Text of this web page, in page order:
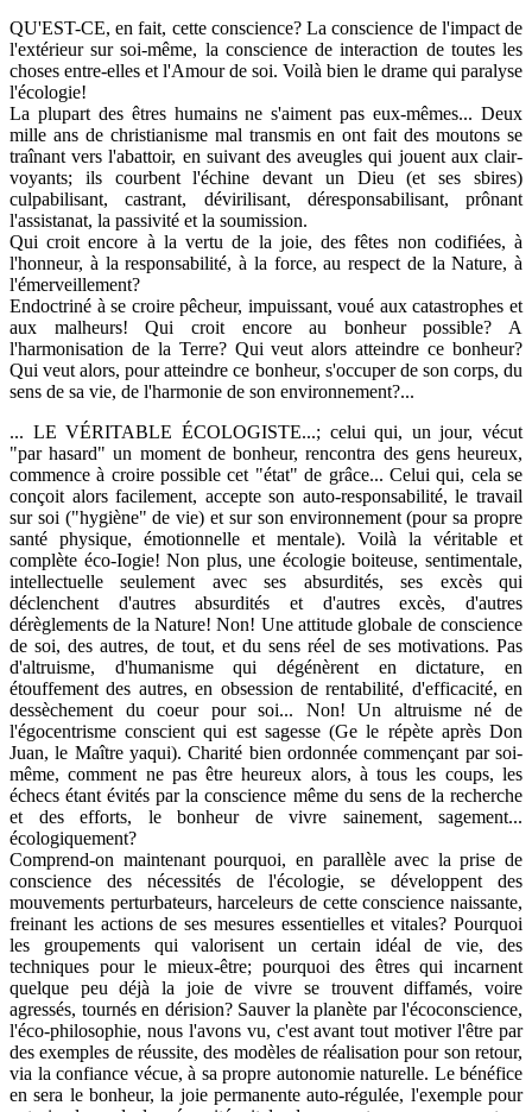
QU'EST-CE, en fait, cette conscience? La conscience de l'impact de
l'extérieur sur soi-même, la conscience de interaction de toutes les
choses entre-elles et l'Amour de soi. Voilà bien le drame qui paralyse
l'écologie!
La plupart des êtres humains ne s'aiment pas eux-mêmes... Deux
mille ans de christianisme mal transmis en ont fait des moutons se
traînant vers l'abattoir, en suivant des aveugles qui jouent aux clair-
voyants; ils courbent l'échine devant un Dieu (et ses sbires)
culpabilisant, castrant, dévirilisant, déresponsabilisant, prônant
l'assistanat, la passivité et la soumission.
Qui croit encore à la vertu de la joie, des fêtes non codifiées, à
l'honneur, à la responsabilité, à la force, au respect de la Nature, à
l'émerveillement?
Endoctriné à se croire pêcheur, impuissant, voué aux catastrophes et
aux malheurs! Qui croit encore au bonheur possible? A
l'harmonisation de la Terre? Qui veut alors atteindre ce bonheur?
Qui veut alors, pour atteindre ce bonheur, s'occuper de son corps, du
sens de sa vie, de l'harmonie de son environnement?...
... LE VÉRITABLE ÉCOLOGISTE...; celui qui, un jour, vécut
"par hasard" un moment de bonheur, rencontra des gens heureux,
commence à croire possible cet "état" de grâce... Celui qui, cela se
conçoit alors facilement, accepte son auto-responsabilité, le travail
sur soi ("hygiène" de vie) et sur son environnement (pour sa propre
santé physique, émotionnelle et mentale). Voilà la véritable et
complète éco-Iogie! Non plus, une écologie boiteuse, sentimentale,
intellectuelle seulement avec ses absurdités, ses excès qui
déclenchent d'autres absurdités et d'autres excès, d'autres
dérèglements de la Nature! Non! Une attitude globale de conscience
de soi, des autres, de tout, et du sens réel de ses motivations. Pas
d'altruisme, d'humanisme qui dégénèrent en dictature, en
étouffement des autres, en obsession de rentabilité, d'efficacité, en
dessèchement du coeur pour soi... Non! Un altruisme né de
l'égocentrisme conscient qui est sagesse (Ge le répète après Don
Juan, le Maître yaqui). Charité bien ordonnée commençant par soi-
même, comment ne pas être heureux alors, à tous les coups, les
échecs étant évités par la conscience même du sens de la recherche
et des efforts, le bonheur de vivre sainement, sagement...
écologiquement?
Comprend-on maintenant pourquoi, en parallèle avec la prise de
conscience des nécessités de l'écologie, se développent des
mouvements perturbateurs, harceleurs de cette conscience naissante,
freinant les actions de ses mesures essentielles et vitales? Pourquoi
les groupements qui valorisent un certain idéal de vie, des
techniques pour le mieux-être; pourquoi des êtres qui incarnent
quelque peu déjà la joie de vivre se trouvent diffamés, voire
agressés, tournés en dérision? Sauver la planète par l'écoconscience,
l'éco-philosophie, nous l'avons vu, c'est avant tout motiver l'être par
des exemples de réussite, des modèles de réalisation pour son retour,
via la confiance vécue, à sa propre autonomie naturelle. Le bénéfice
en sera le bonheur, la joie permanente auto-régulée, l'exemple pour